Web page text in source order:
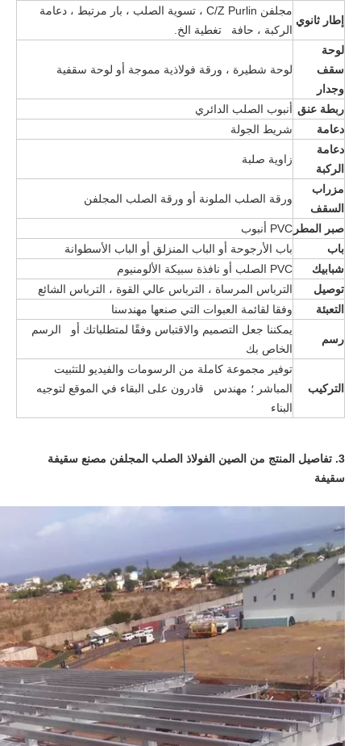
إطار ثانوي
مجلفن C/Z Purlin ، تسوية الصلب ، بار مرتبط ، دعامة
الركبة ، حافة تغطية الخ.
لوحة
سقف
وجدار
لوحة شطيرة ، ورقة فولاذية مموجة أو لوحة سقفية
ربطة عنق أنبوب الصلب الدائري
دعامة
شريط الجولة
دعامة
الركبة
زاوية صلبة
مزراب
السقف
ورقة الصلب الملونة أو ورقة الصلب المجلفن
صبر المطر PVC أنبوب
باب
باب الأرجوحة أو الباب المنزلق أو الباب الأسطوانة
شبابيك
PVC الصلب أو نافذة سبيكة الألومنيوم
توصيل
الترباس المرساة ، الترباس عالي القوة ، الترباس الشائع
التعبئة
وفقا لقائمة العبوات التي صنعها مهندسنا
رسم
يمكننا جعل التصميم والاقتباس وفقًا لمتطلباتك أو الرسم
الخاص بك
التركيب
توفير مجموعة كاملة من الرسومات والفيديو للتثبيت
المباشر ؛ مهندس قادرون على البقاء في الموقع لتوجيه
البناء
3. تفاصيل المنتج من
الصين الفولاذ الصلب المجلفن مصنع سقيفة
سقيفة